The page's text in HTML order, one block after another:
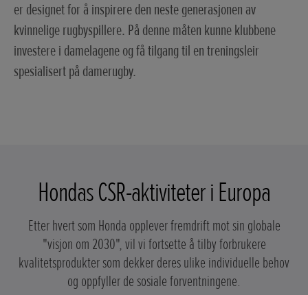
er designet for å inspirere den neste generasjonen av
kvinnelige rugbyspillere. På denne måten kunne klubbene
investere i damelagene og få tilgang til en treningsleir
spesialisert på damerugby.
Hondas CSR-aktiviteter i Europa
Etter hvert som Honda opplever fremdrift mot sin globale
"visjon om 2030", vil vi fortsette å tilby forbrukere
kvalitetsprodukter som dekker deres ulike individuelle behov
og oppfyller de sosiale forventningene.